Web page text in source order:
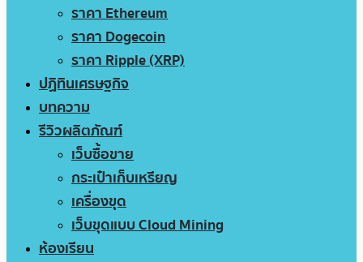
ราคา Ethereum
ราคา Dogecoin
ราคา Ripple (XRP)
ปฏิทินเศรษฐกิจ
บทความ
รีวิวผลิตภัณฑ์
เว็บซื้อขาย
กระเป๋าเก็บเหรียญ
เครื่องขุด
เว็บขุดแบบ Cloud Mining
ห้องเรียน